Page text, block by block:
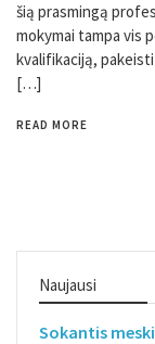
šią prasmingą
mokymai tampa vis
kvalifikaciją,
[…]
READ MORE
Naujausi
Sokantis